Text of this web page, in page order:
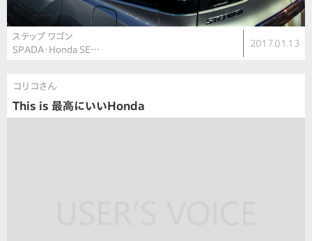
ステップ ワゴン
SPADA・Honda SE…
2017.01.13
コリコさん
This is 最高にいいHonda